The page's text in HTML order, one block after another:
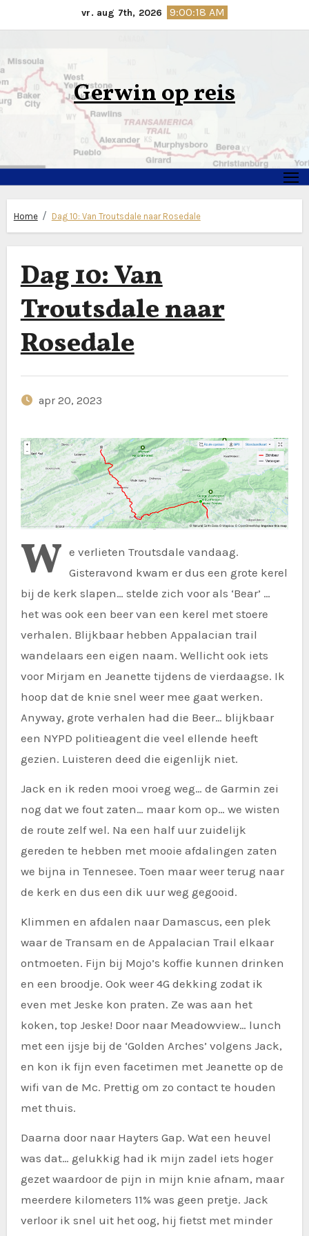
naar
inhoud
vr. aug 7th, 2026 9:00:19 AM
Gerwin op reis
Home Dag 10: Van Troutsdale naar Rosedale
Dag 10: Van
Troutsdale naar
Rosedale
apr 20, 2023
W e verlieten Troutsdale vandaag.
Gisteravond kwam er dus een grote kerel
bij de kerk slapen… stelde zich voor als ‘Bear’ …
het was ook een beer van een kerel met stoere
verhalen. Blijkbaar hebben Appalacian trail
wandelaars een eigen naam. Wellicht ook iets
voor Mirjam en Jeanette tijdens de vierdaagse. Ik
hoop dat de knie snel weer mee gaat werken.
Anyway, grote verhalen had die Beer… blijkbaar
een NYPD politieagent die veel ellende heeft
gezien. Luisteren deed die eigenlijk niet.
Jack en ik reden mooi vroeg weg… de Garmin zei
nog dat we fout zaten… maar kom op… we wisten
de route zelf wel. Na een half uur zuidelijk
gereden te hebben met mooie afdalingen zaten
we bijna in Tennesee. Toen maar weer terug naar
de kerk en dus een dik uur weg gegooid.
Klimmen en afdalen naar Damascus, een plek
waar de Transam en de Appalacian Trail elkaar
ontmoeten. Fijn bij Mojo’s koffie kunnen drinken
en een broodje. Ook weer 4G dekking zodat ik
even met Jeske kon praten. Ze was aan het
koken, top Jeske! Door naar Meadowview… lunch
met een ijsje bij de ‘Golden Arches’ volgens Jack,
en kon ik fijn even facetimen met Jeanette op de
wifi van de Mc. Prettig om zo contact te houden
met thuis.
Daarna door naar Hayters Gap. Wat een heuvel
was dat… gelukkig had ik mijn zadel iets hoger
gezet waardoor de pijn in mijn knie afnam, maar
meerdere kilometers 11% was geen pretje. Jack
verloor ik snel uit het oog, hij fietst met minder